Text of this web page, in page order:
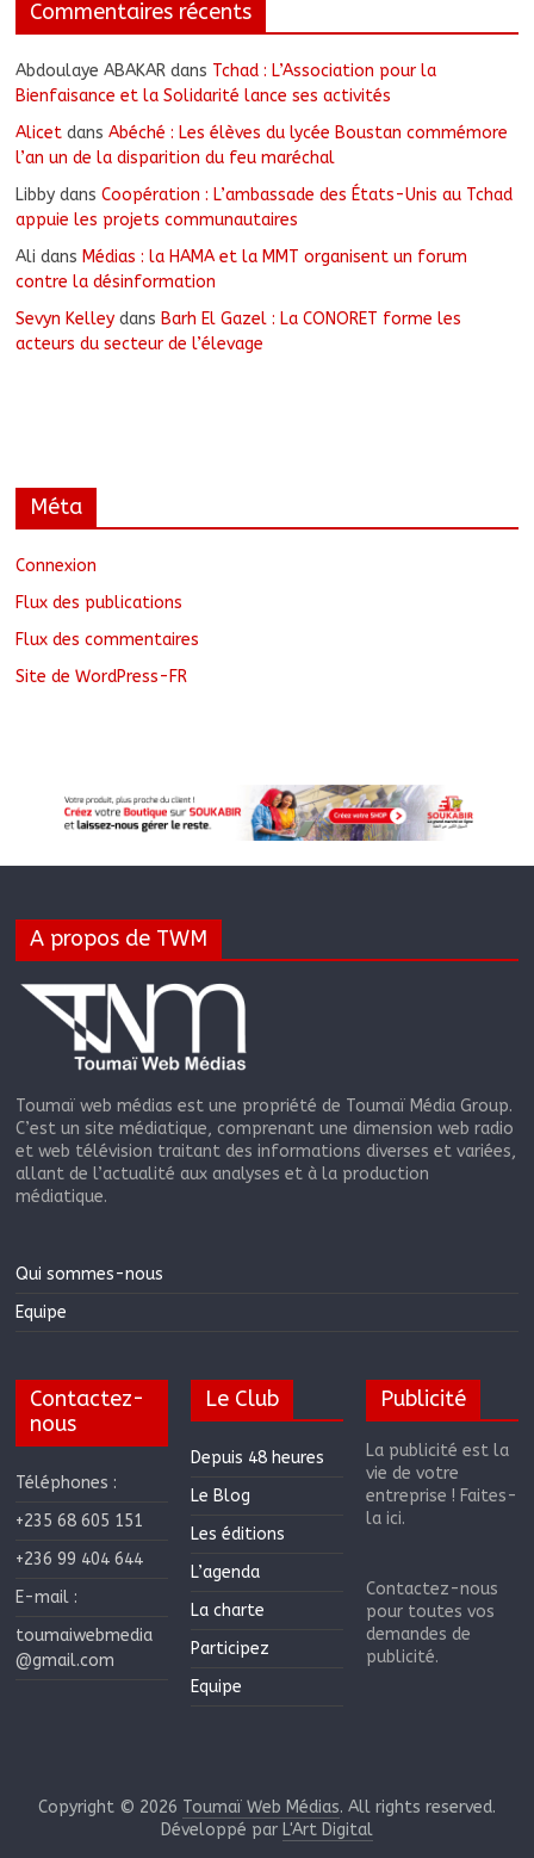
Commentaires récents
Abdoulaye ABAKAR dans Tchad : L’Association pour la
Bienfaisance et la Solidarité lance ses activités
Alicet dansAbéché : Les élèves du lycée Boustan commémore
l’an un de la disparition du feu maréchal
Libby dansCoopération : L’ambassade des États-Unis au Tchad
appuie les projets communautaires
Ali dans Médias : la HAMA et la MMT organisent un forum
contre la désinformation
Sevyn Kelley dans Barh El Gazel : La CONORET forme les
acteurs du secteur de l’élevage
Méta
Connexion
Flux des publications
Flux des commentaires
Site de WordPress-FR
A propos de TWM
Toumaï web médias est une propriété de Toumaï Média Group.
C’est un site médiatique, comprenant une dimension web radio
et web télévision traitant des informations diverses et variées,
allant de l’actualité aux analyses et à la production
médiatique.
Qui sommes-nous
Equipe
Contactez-
nous
Téléphones :
+235 68 605 151
+236 99 404 644
E-mail :
toumaiwebmedia
@gmail.com
Le Club
Depuis 48 heures
Le Blog
Les éditions
L’agenda
La charte
Participez
Equipe
Publicité
La publicité est la
vie de votre
entreprise ! Faites-
la ici.
Contactez-nous
pour toutes vos
demandes de
publicité.
Copyright © 2026 Toumaï Web Médias. All rights reserved.
Développé par L'Art Digital